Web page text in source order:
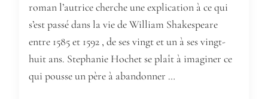
roman l’autrice cherche une explication à ce qui
s’est passé dans la vie de William Shakespeare
entre 1585 et 1592 , de ses vingt et un à ses vingt-
huit ans. Stephanie Hochet se plaît à imaginer ce
qui pousse un père à abandonner …